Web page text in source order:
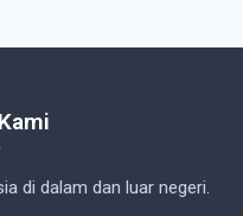
di dalam dan luar negeri.